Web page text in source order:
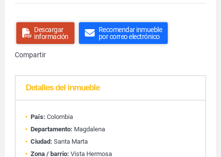
Descargar
información
Recomendar inmueble
por correo electrónico
Compartir
Detalles del inmueble
País: Colombia
Departamento: Magdalena
Ciudad: Santa Marta
Zona / barrio: Vista Hermosa